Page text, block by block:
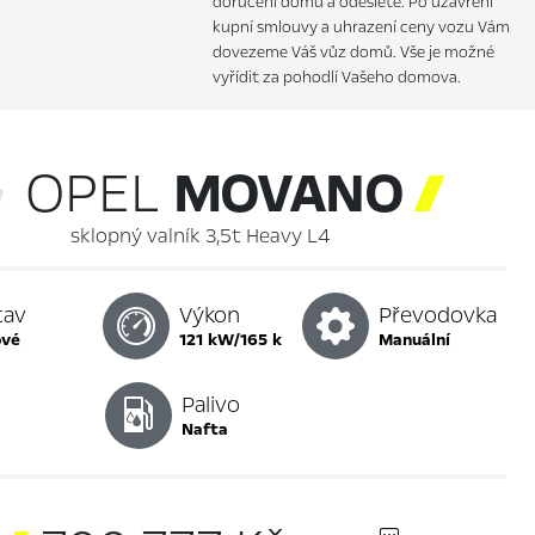
kupní smlouvy a uhrazení ceny vozu Vám
dovezeme Váš vůz domů. Vše je možné
vyřídit za pohodlí Vašeho domova.
OPEL MOVANO
sklopný valník 3,5t Heavy L4
Výkon
121 kW/165 k
Převodovka
manuální
Palivo
nafta